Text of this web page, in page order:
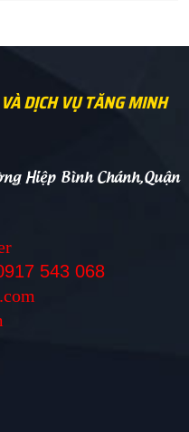
DỊCH VỤ TĂNG MINH
Hiệp Bình Chánh,Quận
543 068